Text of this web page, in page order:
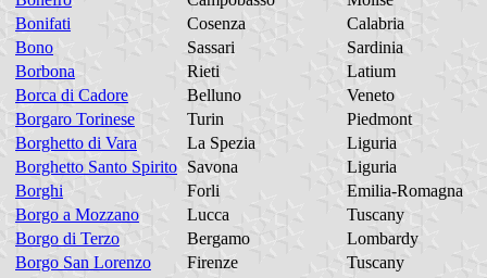
Bonifati
Cosenza
Calabria
Bono
Sassari
Sardinia
Borbona
Rieti
Latium
Borca di Cadore
Belluno
Veneto
Borgaro Torinese
Turin
Piedmont
Borghetto di Vara
La Spezia
Liguria
Borghetto Santo Spirito Savona
Liguria
Borghi
Forli
Emilia-Romagna
Borgo a Mozzano
Lucca
Tuscany
Borgo di Terzo
Bergamo
Lombardy
Borgo San Lorenzo
Firenze
Tuscany